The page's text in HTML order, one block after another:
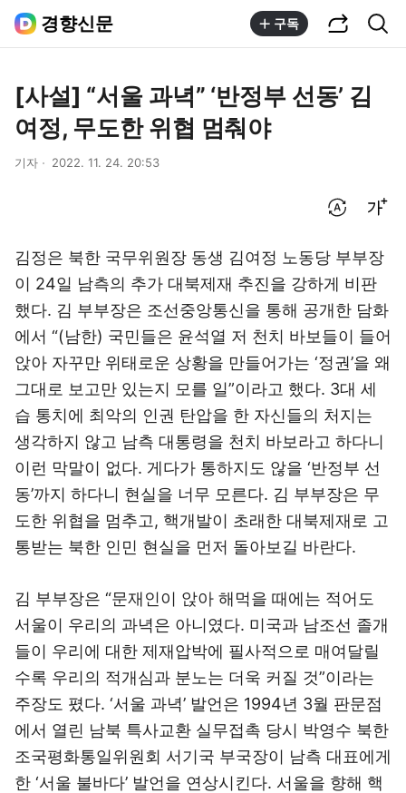
경향신문 구독
[사설] “서울 과녁” ‘반정부 선동’ 김
여정, 무도한 위협 멈춰야
기자 2022. 11. 24. 20:53
김정은 북한 국무위원장 동생 김여정 노동당 부부장
이 24일 남측의 추가 대북제재 추진을 강하게 비판
했다. 김 부부장은 조선중앙통신을 통해 공개한 담화
에서 “(남한) 국민들은 윤석열 저 천치 바보들이 들어
앉아 자꾸만 위태로운 상황을 만들어가는 ‘정권’을 왜
그대로 보고만 있는지 모를 일”이라고 했다. 3대 세
습 통치에 최악의 인권 탄압을 한 자신들의 처지는
생각하지 않고 남측 대통령을 천치 바보라고 하다니
이런 막말이 없다. 게다가 통하지도 않을 ‘반정부 선
동’까지 하다니 현실을 너무 모른다. 김 부부장은 무
도한 위협을 멈추고, 핵개발이 초래한 대북제재로 고
통받는 북한 인민 현실을 먼저 돌아보길 바란다.
김 부부장은 “문재인이 앉아 해먹을 때에는 적어도
서울이 우리의 과녁은 아니였다. 미국과 남조선 졸개
들이 우리에 대한 제재압박에 필사적으로 매여달릴
수록 우리의 적개심과 분노는 더욱 커질 것”이라는
주장도 폈다. ‘서울 과녁’ 발언은 1994년 3월 판문점
에서 열린 남북 특사교환 실무접촉 당시 박영수 북한
조국평화통일위원회 서기국 부국장이 남측 대표에게
한 ‘서울 불바다’ 발언을 연상시킨다. 서울을 향해 핵